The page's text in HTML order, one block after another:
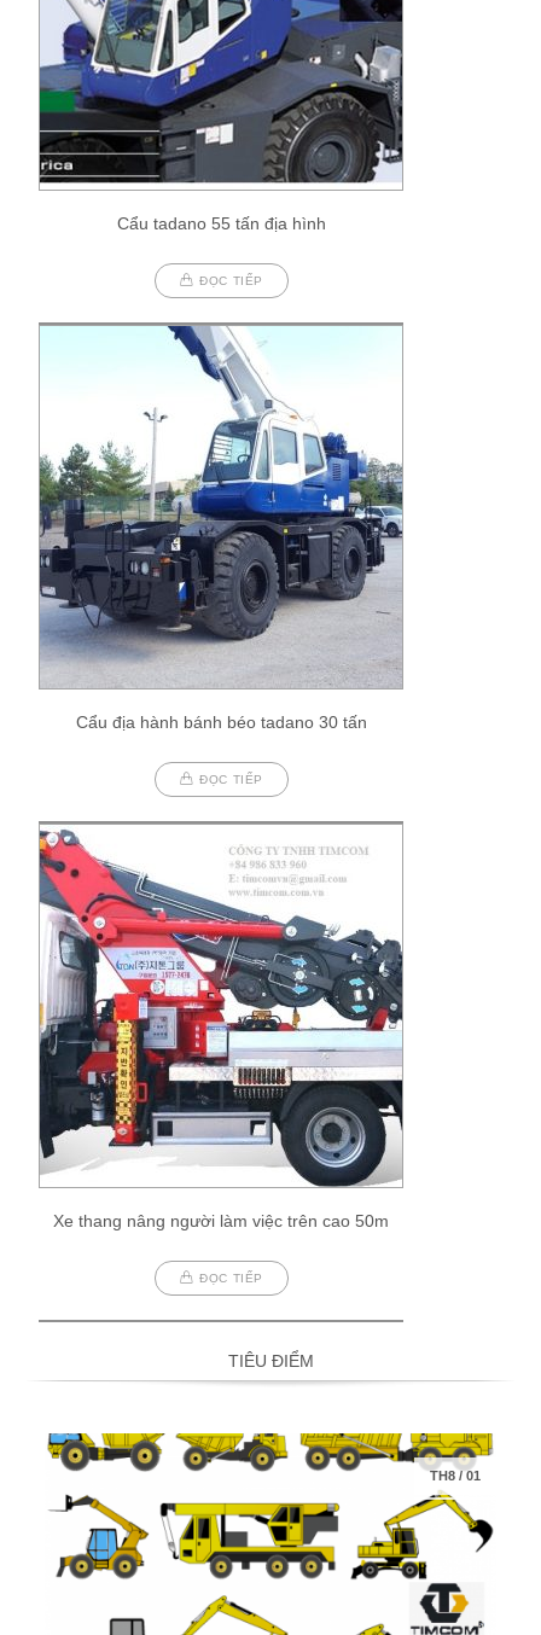
Cẩu tadano 55 tấn địa hình
ĐỌC TIẾP
Cẩu địa hành bánh béo tadano 30 tấn
ĐỌC TIẾP
Xe thang nâng người làm việc trên cao 50m
ĐỌC TIẾP
TIÊU ĐIỂM
TH8/01